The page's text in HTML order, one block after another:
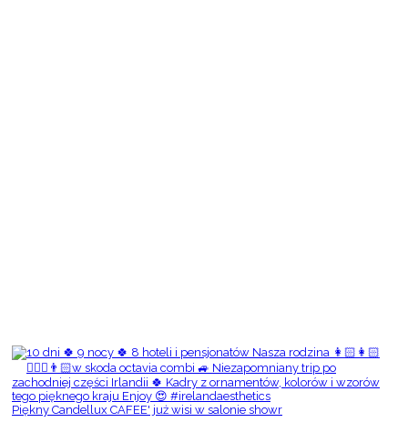
Piękny Candellux CAFEE' już wisi w salonie showr